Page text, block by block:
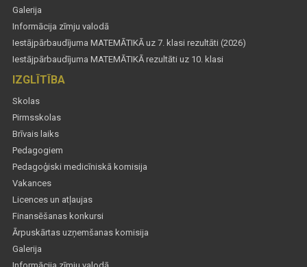
Galerija
Informācija zīmju valodā
Iestājpārbaudījuma MATEMĀTIKĀ uz 7. klasi rezultāti (2026)
Iestājpārbaudījuma MATEMĀTIKĀ rezultāti uz 10. klasi
IZGLĪTĪBA
Skolas
Pirmsskolas
Brīvais laiks
Pedagogiem
Pedagoģiski medicīniskā komisija
Vakances
Licences un atļaujas
Finansēšanas konkursi
Ārpuskārtas uzņemšanas komisija
Galerija